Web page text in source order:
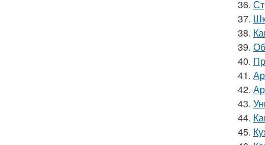
36.
37.
38.
39.
40.
41.
42.
43.
44.
45.